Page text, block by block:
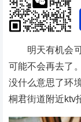
明天有机会可
可能不会再去了
没什么意思了环
桐君街道附近ktv